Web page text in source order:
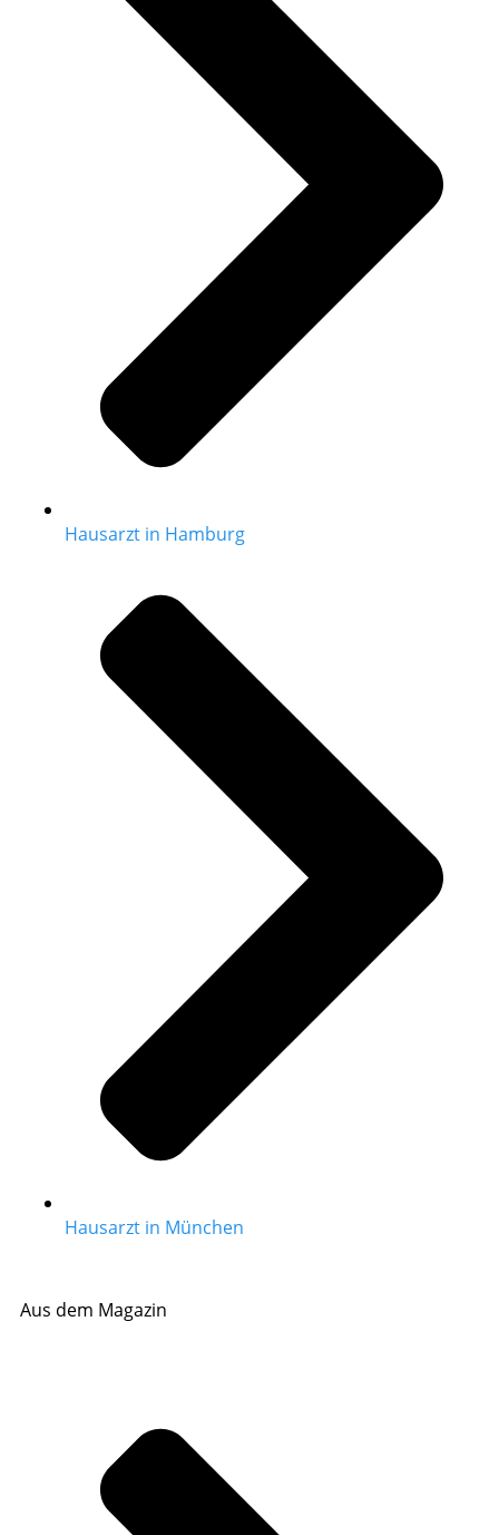
Hausarzt in Hamburg
Hausarzt in München
Aus dem Magazin